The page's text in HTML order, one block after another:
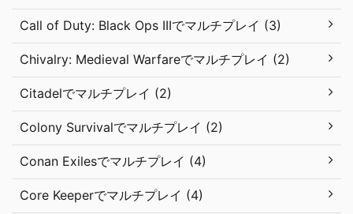
Call of Duty: Black Ops IIIでマルチプレイ (3)
Chivalry: Medieval Warfareでマルチプレイ (2)
Citadelでマルチプレイ (2)
Colony Survivalでマルチプレイ (2)
Conan Exilesでマルチプレイ (4)
Core Keeperでマルチプレイ (4)